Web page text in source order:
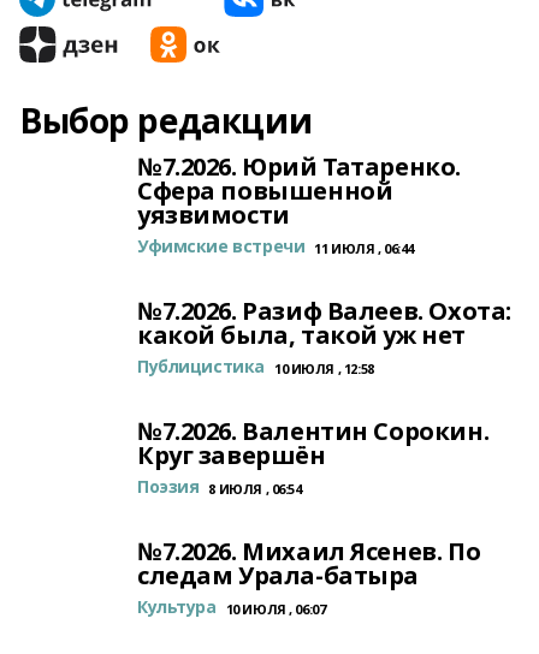
Выбор редакции
№7.2026. Юрий Татаренко.
Сфера повышенной
уязвимости
Уфимские встречи 11 ИЮЛЯ , 06:44
№7.2026. Разиф Валеев. Охота:
какой была, такой уж нет
Публицистика 10 ИЮЛЯ , 12:58
№7.2026. Валентин Сорокин.
Круг завершён
Поэзия 8 ИЮЛЯ , 06:54
№7.2026. Михаил Ясенев. По
следам Урала-батыра
Культура 10 ИЮЛЯ , 06:07